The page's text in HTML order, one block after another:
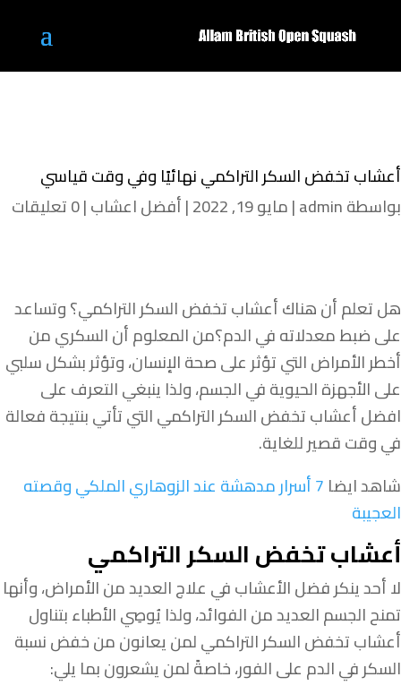
أعشاب تخفض السكر التراكمي نهائيًا وفي وقت قياسي
بواسطةadmin
|مايو 19, 2022 |أفضل اعشاب|0 تعليقات
هل تعلم أن هناك أعشاب تخفض السكر التراكمي؟ وتساعد
على ضبط معدلاته في الدم؟من المعلوم أن السكري من
أخطر الأمراض التي تؤثر على صحة الإنسان، وتؤثر بشكل سلبي
على الأجهزة الحيوية في الجسم، ولذا ينبغي التعرف على
افضل أعشاب تخفض السكر التراكمي التي تأتي بنتيجة فعالة
في وقت قصير للغاية.
شاهد ايضا
7 أسرار مدهشة عند الزوهاري الملكي وقصته
العجيبة
أعشاب تخفض السكر التراكمي
لا أحد ينكر فضل الأعشاب في علاج العديد من الأمراض، وأنها
تمنح الجسم العديد من الفوائد، ولذا يُوصِي الأطباء بتناول
أعشاب تخفض السكر التراكمي لمن يعانون من خفض نسبة
السكر في الدم على الفور، خاصةً لمن يشعرون بما يلي: